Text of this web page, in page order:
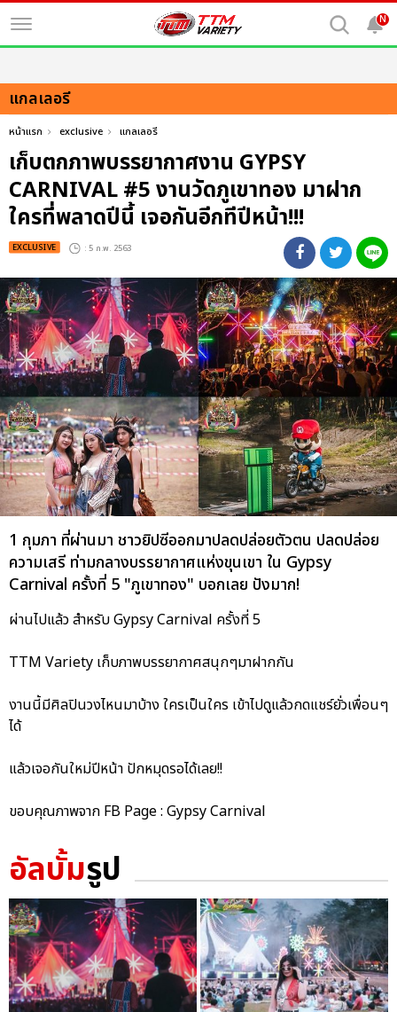
N
แกลเลอรี
หน้าแรก exclusive แกลเลอรี
เก็บตกภาพบรรยากาศงาน GYPSY
CARNIVAL #5 งานวัดภูเขาทอง มาฝาก
ใครที่พลาดปีนี้ เจอกันอีกทีปีหน้า!!!
EXCLUSIVE : 5 ก.พ. 2563
1 กุมภา ที่ผ่านมา ชาวยิปซีออกมาปลดปล่อยตัวตน ปลดปล่อย
ความเสรี ท่ามกลางบรรยากาศแห่งขุนเขา ใน Gypsy
Carnival ครั้งที่ 5 "ภูเขาทอง" บอกเลย ปังมาก!
ผ่านไปแล้ว สำหรับ Gypsy Carnival ครั้งที่ 5
TTM Variety เก็บภาพบรรยากาศสนุกๆมาฝากกัน
งานนี้มีศิลปินวงไหนมาบ้าง ใครเป็นใคร เข้าไปดูแล้วกดแชร์ยั่วเพื่อนๆ
ได้
แล้วเจอกันใหม่ปีหน้า ปักหมุดรอได้เลย!!
ขอบคุณภาพจาก FB Page : Gypsy Carnival
อัลบั้มรูป